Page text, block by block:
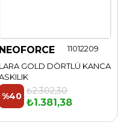
NEOFORCE
LARA GOLD DÖRTLÜ KANCA
11012209
₺1.381,38
₺2.302,30
%40